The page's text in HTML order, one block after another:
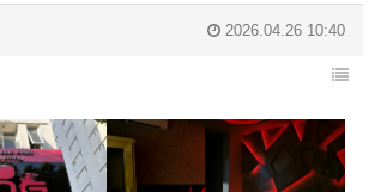
2026.04.26 10:40